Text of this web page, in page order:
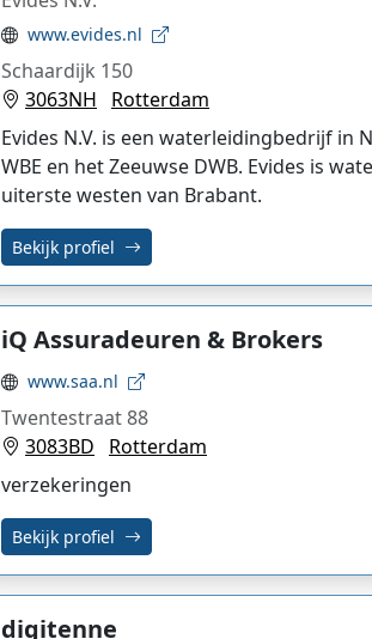
www.evides.nl
Schaardijk 150
3063NH
Rotterdam
Evides N.V. is een waterleidingbedrijf in
WBE en het Zeeuwse DWB. Evides is
uiterste westen van Brabant.
Bekijk profiel
iQ Assuradeuren & Brokers
www.saa.nl
Twentestraat 88
3083BD
Rotterdam
verzekeringen
Bekijk profiel
digitenne